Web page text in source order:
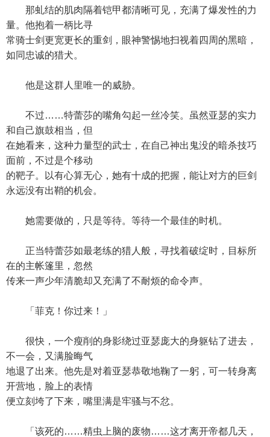
那虬结的肌肉隔着铠甲都清晰可见，充满了爆发性的力
量。他抱着一柄比寻
常骑士剑更宽更长的重剑，眼神警惕地扫视着四周的黑暗，
如同忠诚的猎犬。
他是这群人里唯一的威胁。
不过……特蕾莎的嘴角勾起一丝冷笑。虽然亚瑟的实力
和自己旗鼓相当，但
在她看来，这种力量型的武士，在自己神出鬼没的暗杀技巧
面前，不过是个移动
的靶子。以有心算无心，她有十成的把握，能让对方的巨剑
永远没有出鞘的机会。
她需要做的，只是等待。等待一个最佳的时机。
正当特蕾莎如最老练的猎人般，寻找着破绽时，目标所
在的主帐篷里，忽然
传来一声少年清脆却又充满了不耐烦的命令声。
「菲克！你过来！」
很快，一个瘦削的身影绕过亚瑟庞大的身躯钻了进去，
不一会，又满脸晦气
地退了出来。他先是对着亚瑟恭敬地鞠了一躬，可一转身离
开营地，脸上的表情
便立刻垮了下来，嘴里满是牢骚与不忿。
「该死的……精虫上脑的废物……这才离开帝都几天，